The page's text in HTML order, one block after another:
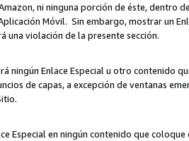
ni ninguna porción de éste,
Móvil. Sin embargo, mostrar un
una violación de la presente sección.
ningún Enlace Especial u otro contenido
de capas, a excepción de ventanas
Especial en ningún contenido que